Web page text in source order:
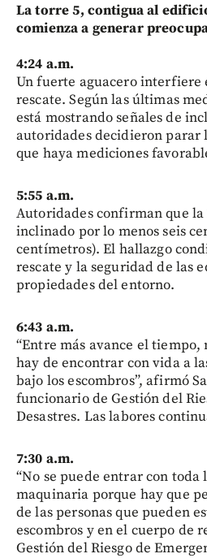
La torre 5, contigua al
comienza a generar
4:24 a.m.
Un fuerte aguacero interfiere
rescate. Según las últimas
está mostrando señales de
autoridades decidieron parar
que haya mediciones
5:55 a.m.
Autoridades confirman que la
inclinado por lo menos seis
centímetros). El hallazgo
rescate y la seguridad de las
propiedades del entorno.
6:43 a.m.
“Entre más avance el
hay de encontrar con vida a
bajo los escombros”, afirmó
funcionario de Gestión del
Desastres. Las labores
7:30 a.m.
“No se puede entrar con toda
maquinaria porque hay que
de las personas que pueden
escombros y en el cuerpo de
Gestión del Riesgo de